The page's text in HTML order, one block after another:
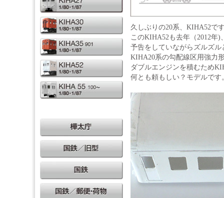
久しぶりの20系、KIHA52で
このKIHA52も去年（2012年
予告をしていながらズルズ
KIHA20系の勾配線区用強力
ダブルエンジンを積むため
何とも頼もしい？モデルです